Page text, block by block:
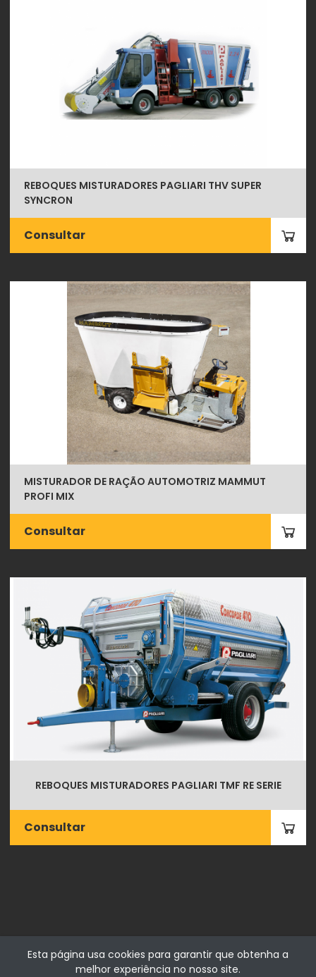
REBOQUES MISTURADORES PAGLIARI THV SUPER
SYNCRON
Consultar
MISTURADOR DE RAÇÃO AUTOMOTRIZ MAMMUT
PROFI MIX
Consultar
REBOQUES MISTURADORES PAGLIARI TMF RE SERIE
Consultar
Esta página usa cookies para garantir que obtenha a
melhor experiência no nosso site.